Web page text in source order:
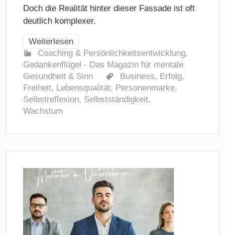
Doch die Realität hinter dieser Fassade ist oft
deutlich komplexer.
Weiterlesen
Coaching & Persönlichkeitsentwicklung,
Gedankenflügel - Das Magazin für mentale
Gesundheit & Sinn
Business, Erfolg,
Freiheit, Lebensqualität, Personenmarke,
Selbstreflexion, Selbstständigkeit,
Wachstum